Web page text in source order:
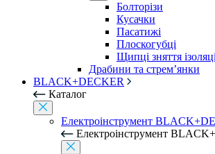
Болторізи
Кусачки
Пасатижі
Плоскогубці
Щипці зняття
Драбини та стрем’янки
BLACK+DECKER
Каталог
Електроінструмент
Електроінструмент